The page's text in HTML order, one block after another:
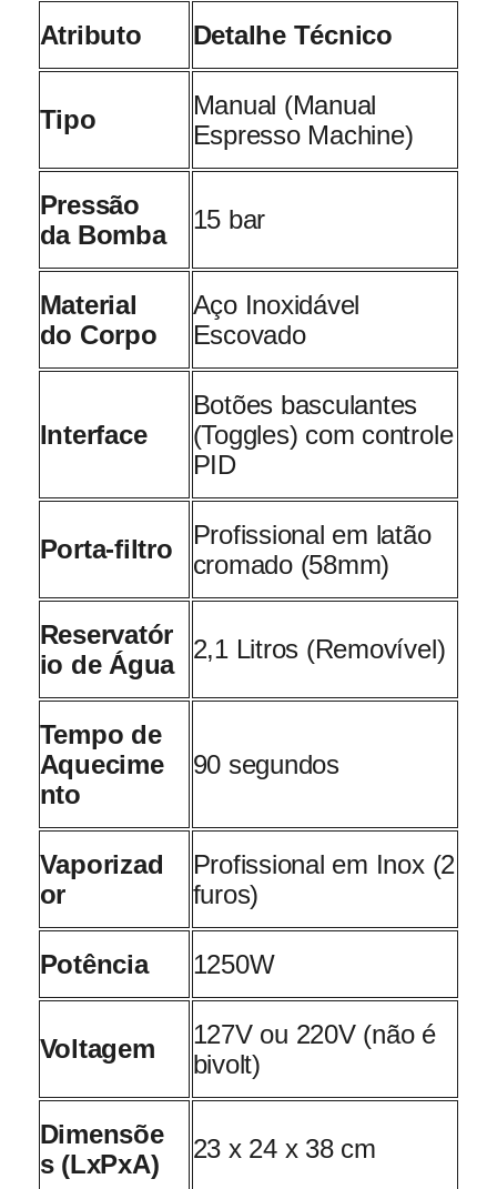
Atributo Detalhe Técnico
Tipo
Manual (Manual
Espresso Machine)
Pressão
da Bomba
15 bar
Material
do Corpo
Aço Inoxidável
Escovado
Interface
Botões basculantes
(Toggles) com controle
PID
Porta-filtro
Profissional em latão
cromado (58mm)
Reservatór
io de Água
2,1 Litros (Removível)
Tempo de
Aquecime
nto
90 segundos
Vaporizad
or
Profissional em Inox (2
furos)
Potência 1250W
Voltagem
127V ou 220V (não é
bivolt)
Dimensõe
s (LxPxA)
23 x 24 x 38 cm